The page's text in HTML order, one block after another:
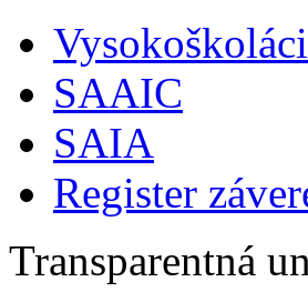
SAAIC
SAIA
Register
Transparentná